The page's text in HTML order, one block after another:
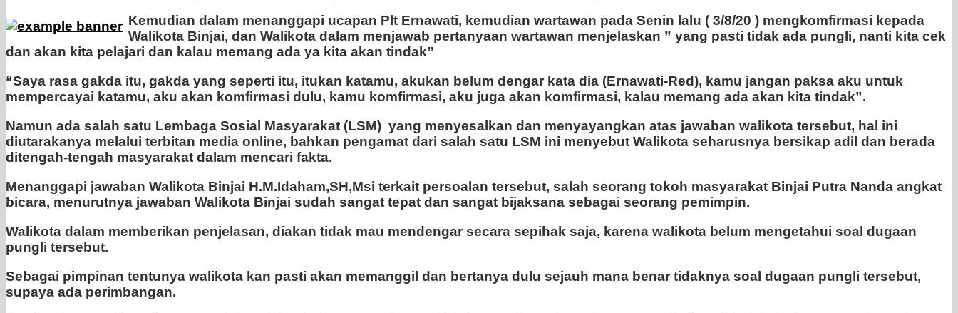
Kemudian dalam menanggapi ucapan Plt Ernawati, kemudian wartawan pada Senin lalu ( 3/8/20 ) mengkomfirmasi kepada
Walikota Binjai, dan Walikota dalam menjawab pertanyaan wartawan menjelaskan ” yang pasti tidak ada pungli, nanti kita cek
dan akan kita pelajari dan kalau memang ada ya kita akan tindak”
“Saya rasa gakda itu, gakda yang seperti itu, itukan katamu, akukan belum dengar kata dia (Ernawati-Red), kamu jangan paksa aku untuk
mempercayai katamu, aku akan komfirmasi dulu, kamu komfirmasi, aku juga akan komfirmasi, kalau memang ada akan kita tindak”.
Namun ada salah satu Lembaga Sosial Masyarakat (LSM) yang menyesalkan dan menyayangkan atas jawaban walikota tersebut, hal ini
diutarakanya melalui terbitan media online, bahkan pengamat dari salah satu LSM ini menyebut Walikota seharusnya bersikap adil dan berada
ditengah-tengah masyarakat dalam mencari fakta.
Menanggapi jawaban Walikota Binjai H.M.Idaham,SH,Msi terkait persoalan tersebut, salah seorang tokoh masyarakat Binjai Putra Nanda angkat
bicara, menurutnya jawaban Walikota Binjai sudah sangat tepat dan sangat bijaksana sebagai seorang pemimpin.
Walikota dalam memberikan penjelasan, diakan tidak mau mendengar secara sepihak saja, karena walikota belum mengetahui soal dugaan
pungli tersebut.
Sebagai pimpinan tentunya walikota kan pasti akan memanggil dan bertanya dulu sejauh mana benar tidaknya soal dugaan pungli tersebut,
supaya ada perimbangan.